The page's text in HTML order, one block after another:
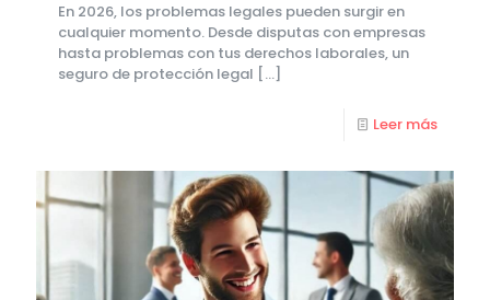
En 2026, los problemas legales pueden surgir en
cualquier momento. Desde disputas con empresas
hasta problemas con tus derechos laborales, un
seguro de protección legal […]
Leer más